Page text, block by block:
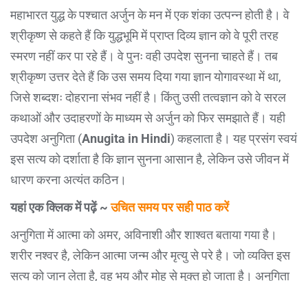
महाभारत युद्ध के पश्चात अर्जुन के मन में एक शंका उत्पन्न होती है। वे
श्रीकृष्ण से कहते हैं कि युद्धभूमि में प्राप्त दिव्य ज्ञान को वे पूरी तरह
स्मरण नहीं कर पा रहे हैं। वे पुनः वही उपदेश सुनना चाहते हैं। तब
श्रीकृष्ण उत्तर देते हैं कि उस समय दिया गया ज्ञान योगावस्था में था,
जिसे शब्दशः दोहराना संभव नहीं है। किंतु उसी तत्वज्ञान को वे सरल
कथाओं और उदाहरणों के माध्यम से अर्जुन को फिर समझाते हैं। यही
उपदेश अनुगिता (Anugita in Hindi) कहलाता है। यह प्रसंग स्वयं
इस सत्य को दर्शाता है कि ज्ञान सुनना आसान है, लेकिन उसे जीवन में
धारण करना अत्यंत कठिन।
यहां एक क्लिक में पढ़ें ~उचित समय पर सही पाठ करें
अनुगिता में आत्मा को अमर, अविनाशी और शाश्वत बताया गया है।
शरीर नश्वर है, लेकिन आत्मा जन्म और मृत्यु से परे है। जो व्यक्ति इस
सत्य को जान लेता है, वह भय और मोह से मुक्त हो जाता है। अनुगिता